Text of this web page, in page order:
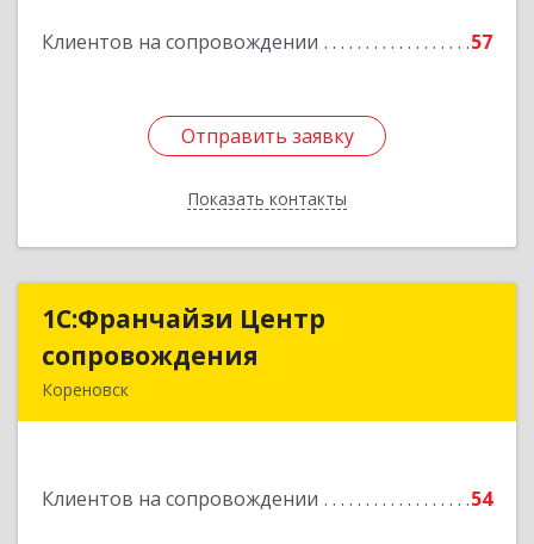
Клиентов на сопровождении 57
Отправить заявку
Показать контакты
Отправить заявку
Назад
1С:Франчайзи Центр
сопровождения
Кореновск
Клиентов на сопровождении 54
1С:Франчайзи Центр